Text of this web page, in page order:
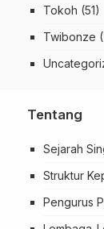
Tokoh (51)
Twibonze
Tentang
Sejarah
Struktur
Pengurus